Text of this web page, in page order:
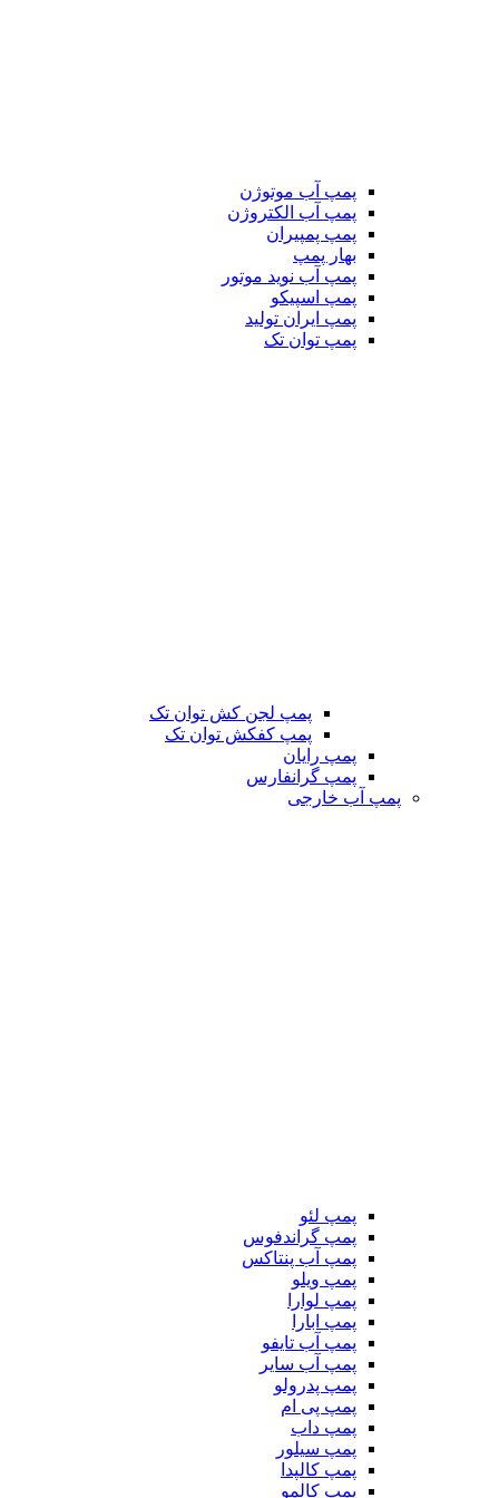
پمپ آب موتوژن
پمپ آب الکتروژن
پمپ پمپیران
بهار پمپ
پمپ آب نوید موتور
پمپ اسپیکو
پمپ ایران تولید
پمپ توان تک
پمپ لجن کش توان تک
پمپ کفکش توان تک
پمپ رایان
پمپ گرانفارس
پمپ آب خارجی
پمپ لئو
پمپ گراندفوس
پمپ آب پنتاکس
پمپ ویلو
پمپ لوارا
پمپ ابارا
پمپ آب تایفو
پمپ آب سایر
پمپ پدرولو
پمپ پی ام
پمپ داب
پمپ سیلور
پمپ کالپدا
پمپ کالمو